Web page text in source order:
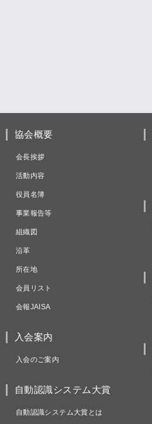
協会概要
会長挨拶
活動内容
役員名簿
事業報告等
組織図
沿革
所在地
会員リスト
会報JAISA
入会案内
入会のご案内
自動認識システム大賞
自動認識システム大賞とは